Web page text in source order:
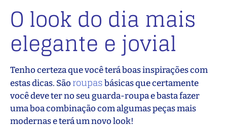
O look do dia mais
elegante e jovial
Tenho certeza que você terá boas inspirações com
estas dicas. São roupasbásicas que certamente
você deve ter no seu guarda-roupa e basta fazer
uma boa combinação com algumas peças mais
modernas e terá um novo look!